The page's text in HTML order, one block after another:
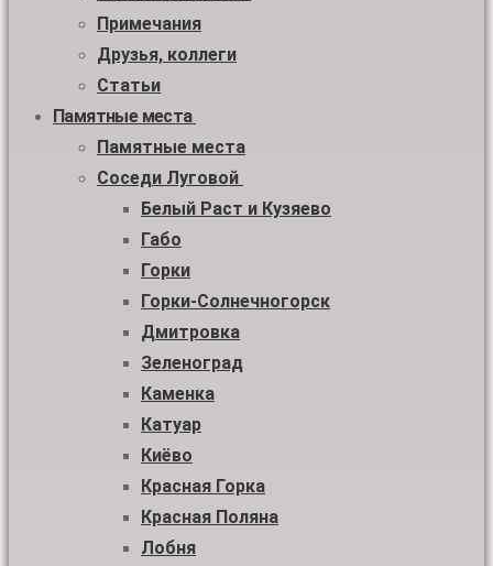
Примечания
Друзья, коллеги
Статьи
Памятные места
Памятные места
Соседи Луговой
Белый Раст и Кузяево
Габо
Горки
Горки-Солнечногорск
Дмитровка
Зеленоград
Каменка
Катуар
Киёво
Красная Горка
Красная Поляна
Лобня